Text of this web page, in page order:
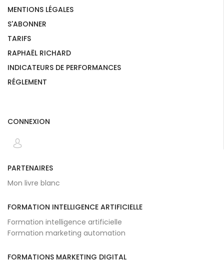
MENTIONS LÉGALES
S'ABONNER
TARIFS
RAPHAËL RICHARD
INDICATEURS DE PERFORMANCES
RÉGLEMENT
CONNEXION
PARTENAIRES
Mon livre blanc
FORMATION INTELLIGENCE ARTIFICIELLE
Formation intelligence artificielle
Formation marketing automation
FORMATIONS MARKETING DIGITAL